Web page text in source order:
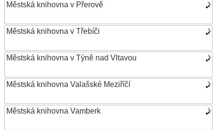
Městská knihovna v Přerově
Městská knihovna v Třebíči
Městská knihovna v Týně nad Vltavou
Městská knihovna Valašské Meziříčí
Městská knihovna Vamberk